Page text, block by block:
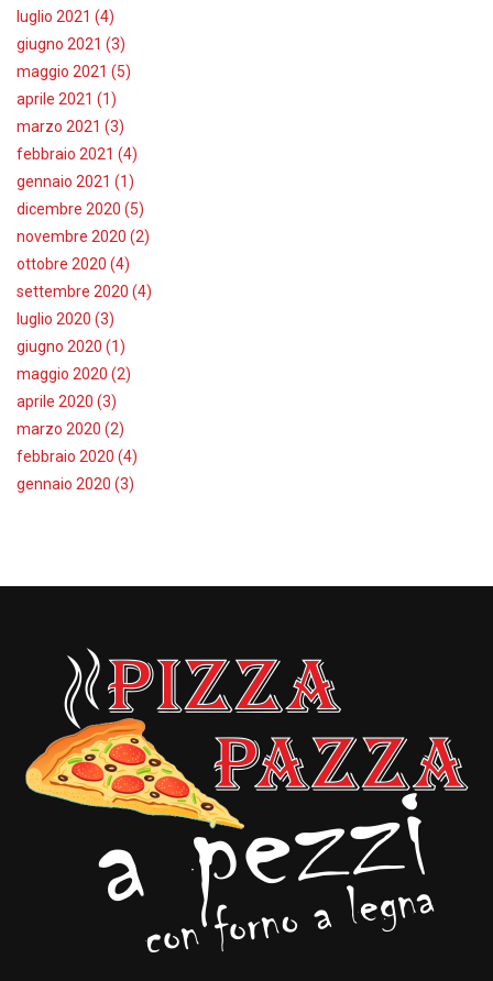
luglio 2021 (4)
giugno 2021 (3)
maggio 2021 (5)
aprile 2021 (1)
marzo 2021 (3)
febbraio 2021 (4)
gennaio 2021 (1)
dicembre 2020 (5)
novembre 2020 (2)
ottobre 2020 (4)
settembre 2020 (4)
luglio 2020 (3)
giugno 2020 (1)
maggio 2020 (2)
aprile 2020 (3)
marzo 2020 (2)
febbraio 2020 (4)
gennaio 2020 (3)